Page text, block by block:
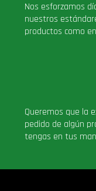
Nos esforzamos
nuestros
productos como
Queremos que la
pedido de algún
tengas en tus